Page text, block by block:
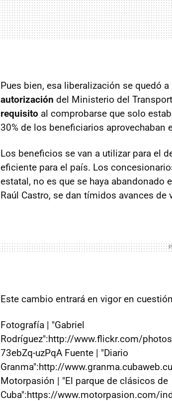
Pues bien, esa liberalización se quedó
autorización del Ministerio del
requisito al comprobarse que solo
30% de los beneficiarios aprovechaban
Los beneficios se van a utilizar para el
eficiente para el país. Los
estatal, no es que se haya abandonado
Raúl Castro, se dan tímidos avances de
Este cambio entrará en vigor en
Fotografía | "Gabriel
Rodríguez":http://www.flickr.com/
73ebZq-uzPqA Fuente | "Diario
Granma":http://
Motorpasión | "El parque de clásicos de
Cuba":https://www.motorpasion.com/